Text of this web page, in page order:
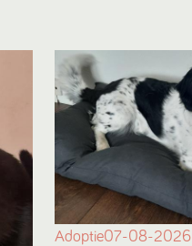
Adoptie07-08-2026